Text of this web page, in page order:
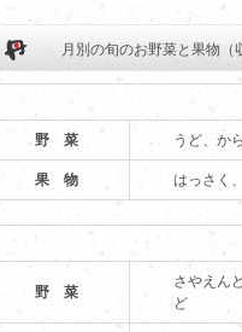
月別の旬のお野菜と果物（
野 菜 うど、か
果 物 はっさく
野 菜
さやえん
ど